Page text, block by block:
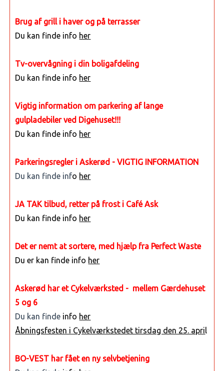
Brug af grill i haver og på terrasser
Du kan finde info her
Tv-overvågning i din boligafdeling
Du kan finde info her
Vigtig information om parkering af lange
gulpladebiler ved Digehuset!!!
Du kan finde info her
Parkeringsregler i Askerød - VIGTIG INFORMATION
Du kan finde info her
JA TAK tilbud, retter på frost i Café Ask
Du kan finde info her
Det er nemt at sortere, med hjælp fra Perfect Waste
Du er kan finde info her
Askerød har et Cykelværksted - mellem Gærdehuset
5 og 6
Du kan finde info her
Åbningsfesten i Cykelværkstedet tirsdag den 25. april
BO-VEST har fået en ny selvbetjening